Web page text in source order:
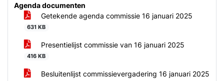
Agenda documenten
Getekende agenda commissie 16 januari 2025
631 KB
Presentielijst commissie van 16 januari 2025
416 KB
Besluitenlijst commissievergadering 16 januari 2025